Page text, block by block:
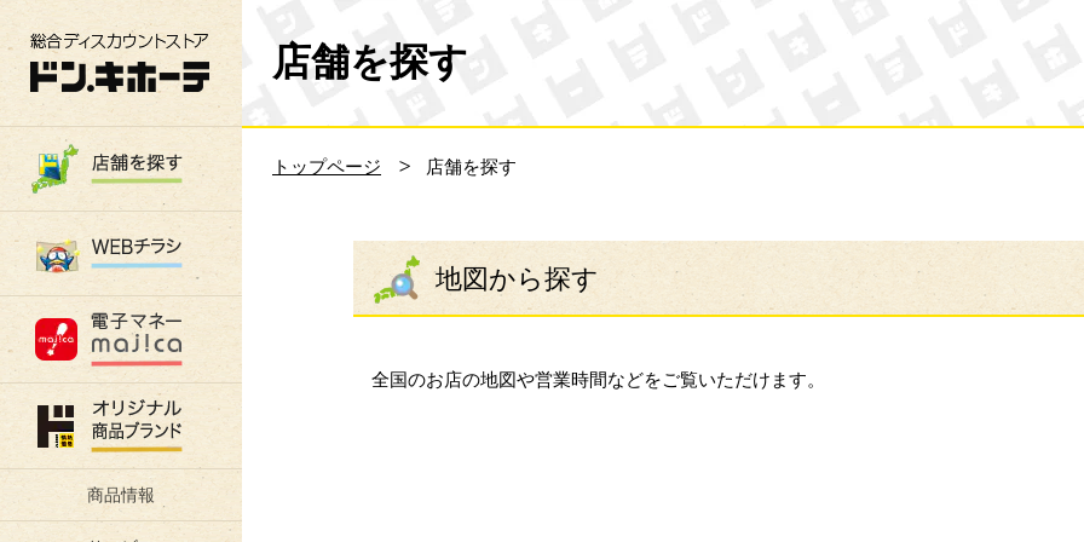
総合ディスカウントストア 驚安の殿堂 ドン・キホーテ
商品情報
店舗を探す
トップページ 店舗を探す
地図から探す
全国のお店の地図や営業時間などをご覧いただけます。